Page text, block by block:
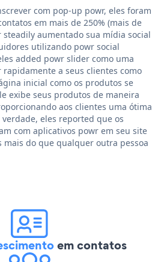
com pop-up powr, eles foram
em mais de 250% (mais de
steadily aumentado sua mídia social
utilizando powr social
added powr slider como uma
a seus clientes como
inicial como os produtos se
exibe seus produtos de maneira
aos clientes uma ótima
eles reported que os
com aplicativos powr em seu site
mais do que qualquer outra pessoa
em contatos